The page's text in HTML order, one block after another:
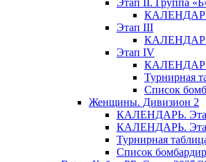
Этап II. Группа
Этап III
Этап IV
Турнирная
Список
Женщины. Дивизион 2
КАЛЕНДАРЬ.
КАЛЕНДАРЬ.
Турнирная
Список